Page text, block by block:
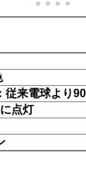
来電球より
点灯